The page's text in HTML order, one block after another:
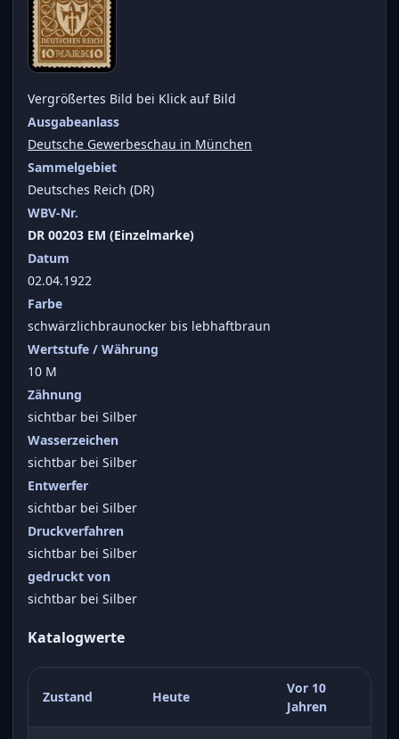
Vergrößertes Bild bei Klick auf Bild
Ausgabeanlass
Deutsche Gewerbeschau in München
Sammelgebiet
Deutsches Reich (DR)
WBV-Nr.
DR 00203 EM (Einzelmarke)
Datum
02.04.1922
Farbe
schwärzlichbraunocker bis lebhaftbraun
Wertstufe / Währung
10 M
Zähnung
sichtbar bei Silber
Wasserzeichen
sichtbar bei Silber
Entwerfer
sichtbar bei Silber
Druckverfahren
sichtbar bei Silber
gedruckt von
sichtbar bei Silber
Katalogwerte
Zustand Heute
Vor 10
Jahren